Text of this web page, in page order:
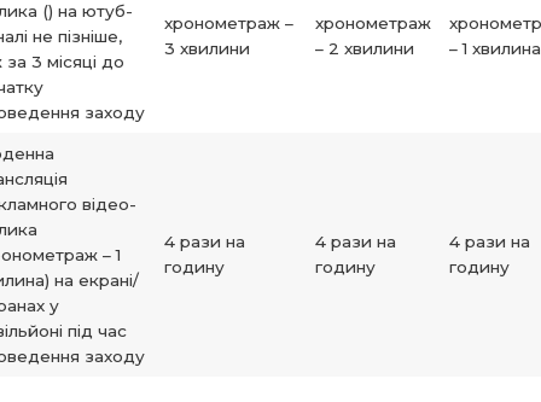
() на ютуб-
не пізніше,
за 3 місяці до
заходу
хронометраж –
3 хвилини
хронометраж
– 2 хвилини
– 1 хвилина
відео-
– 1
на екрані/
у
під час
заходу
4 рази на
годину
4 рази на
годину
4 рази на
годину